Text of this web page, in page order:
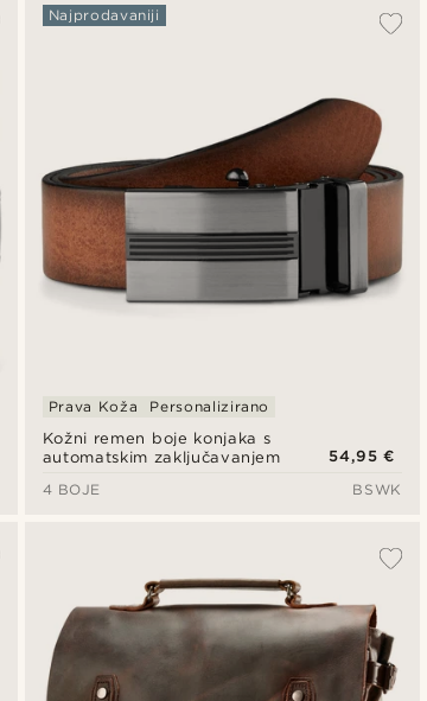
Kožni remen boje konjaka s
automatskim zaključavanjem
Najprodavaniji
Prava Koža Personalizirano
54,95 €
4 BOJE
BSWK